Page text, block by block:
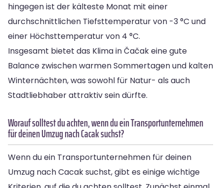
hingegen ist der kälteste Monat mit einer
durchschnittlichen Tiefsttemperatur von -3 °C und
einer Höchsttemperatur von 4 °C.
Insgesamt bietet das Klima in Čačak eine gute
Balance zwischen warmen Sommertagen und kalten
Winternächten, was sowohl für Natur- als auch
Stadtliebhaber attraktiv sein dürfte.
Worauf solltest du achten, wenn du ein Transportunternehmen
für deinen Umzug nach Cacak suchst?
Wenn du ein Transportunternehmen für deinen
Umzug nach Cacak suchst, gibt es einige wichtige